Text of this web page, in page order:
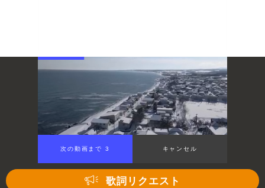
次の動画まで 3 キャンセル
歌詞リクエスト